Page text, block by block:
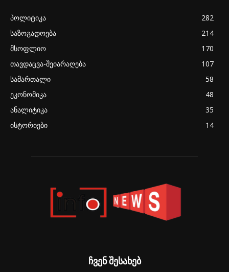
პოლიტიკა
282
საზოგადოება
214
მსოფლიო
170
თავდაცვა-შეიარაღება
107
სამართალი
58
ეკონომიკა
48
ანალიტიკა
35
ისტორიები
14
ჩვენ შესახებ